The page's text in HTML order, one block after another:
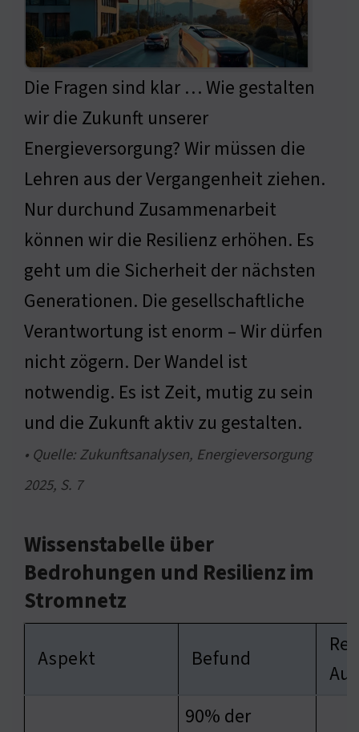
Die Fragen sind klar … Wie gestalten
wir die Zukunft unserer
Energieversorgung? Wir müssen die
Lehren aus der Vergangenheit ziehen.
Nur durchund Zusammenarbeit
können wir die Resilienz erhöhen. Es
geht um die Sicherheit der nächsten
Generationen. Die gesellschaftliche
Verantwortung ist enorm – Wir dürfen
nicht zögern. Der Wandel ist
notwendig. Es ist Zeit, mutig zu sein
und die Zukunft aktiv zu gestalten.
• Quelle: Zukunftsanalysen, Energieversorgung
2025, S. 7
Wissenstabelle über
Bedrohungen und Resilienz im
Stromnetz
Aspekt Befund
90% der